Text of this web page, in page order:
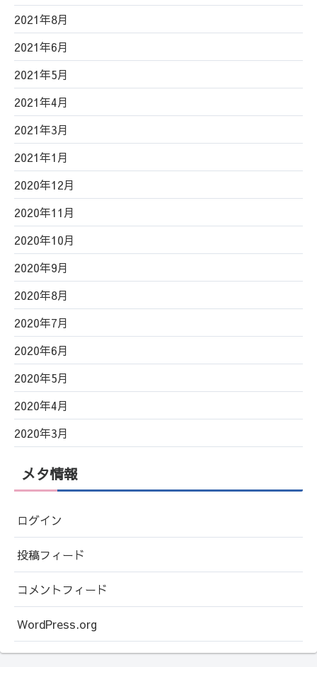
2021年8月
2021年6月
2021年5月
2021年4月
2021年3月
2021年1月
2020年12月
2020年11月
2020年10月
2020年9月
2020年8月
2020年7月
2020年6月
2020年5月
2020年4月
2020年3月
メタ情報
ログイン
投稿フィード
コメントフィード
WordPress.org